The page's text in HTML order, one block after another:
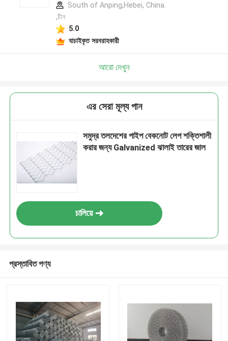
South of Anping,Hebei, China.
,চীন
5.0
যাচাইকৃত সরবরাহকারী
আরো দেখুন
এর সেরা মূল্য পান
সমুদ্র তলদেশের পাইপ বেকনোট লেপ শক্তিশালী
করার জন্য Galvanized ঝালাই তারের জাল
চালিয়ে
প্রস্তাবিত পণ্য